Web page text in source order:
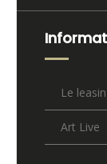
Le
Art Live